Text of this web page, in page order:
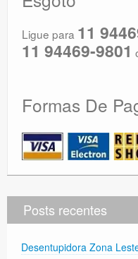
Ligue para 11
11 94469-9801
Formas De
Posts recentes
Desentupidora Zona